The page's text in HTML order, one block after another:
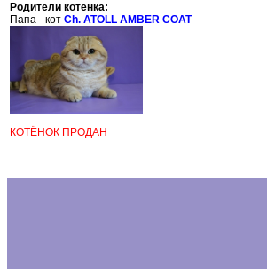
Родители котенка:
Папа - кот Ch. ATOLL AMBER COAT
КОТЁНОК ПРОДАН